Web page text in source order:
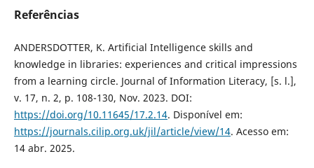
Referências
ANDERSDOTTER, K. Artificial Intelligence skills and
knowledge in libraries: experiences and critical impressions
from a learning circle. Journal of Information Literacy, [s. l.],
v. 17, n. 2, p. 108-130, Nov. 2023. DOI:
https://doi.org/10.11645/17.2.14. Disponível em:
https://journals.cilip.org.uk/jil/article/view/14. Acesso em:
14 abr. 2025.